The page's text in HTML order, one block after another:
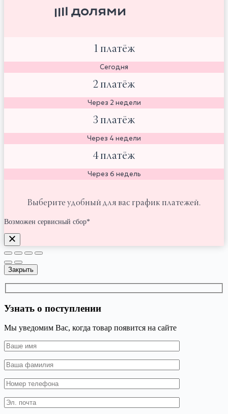
1 платёж
Сегодня
2 платёж
Через 2 недели
3 платёж
Через 4 недели
4 платёж
Через 6 недель
Выберите удобный для вас график платежей.
Возможен сервисный сбор*
Закрыть
Узнать о поступлении
Мы уведомим Вас, когда товар появится на сайте